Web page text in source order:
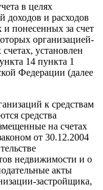
в целях
доходов и расходов
понесенных за счет
организацией-
установлен
14 пункта 1
Федерации (далее
к средствам
средства
на счетах
от 30.12.2004
недвижимости и о
акты
застройщика,